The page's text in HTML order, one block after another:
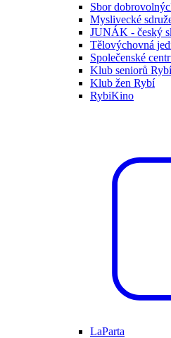
Sbor
Myslivecké
JUNÁK - český
Tělovýchovná
Společenské
Klub seniorů Rybí
Klub žen Rybí
RybiKino
LaParta